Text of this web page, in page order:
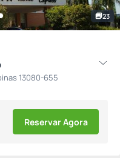
23
13080-655
Reservar Agora